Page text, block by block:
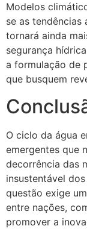
Modelos
se as tendências
tornará ainda
segurança
a formulação de
que busquem
O ciclo da água
emergentes que
decorrência das
insustentável
questão exige
entre nações,
promover a